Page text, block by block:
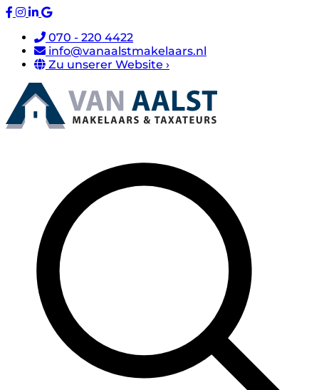
070 - 220 4422
info@vanaalstmakelaars.nl
Zu unserer Website ›